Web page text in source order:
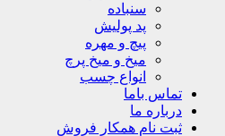
سنباده
پد پولیش
پیچ و مهره
میخ و میخ پرچ
انواع چسب
تماس باما
درباره ما
ثبت نام همکار فروش